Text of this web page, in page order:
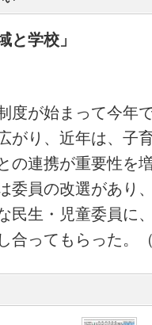
と学校」
度が始まって今年
がり、近年は、子
の連携が重要性を
委員の改選があり
民生・児童委員に
合ってもらった。